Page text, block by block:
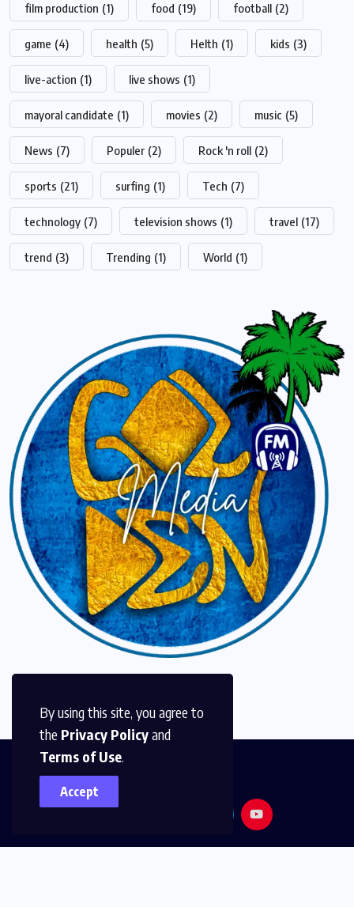
By using this site, you agree to
the Privacy Policyand
Terms of Use.
Accept
film production (1) food (19) football (2)
game (4) health (5) Helth (1) kids (3)
live-action (1) live shows (1)
mayoral candidate (1) movies (2) music (5)
News (7) Populer (2) Rock 'n roll (2)
sports (21) surfing (1) Tech (7)
technology (7) television shows (1) travel (17)
trend (3) Trending (1) World (1)